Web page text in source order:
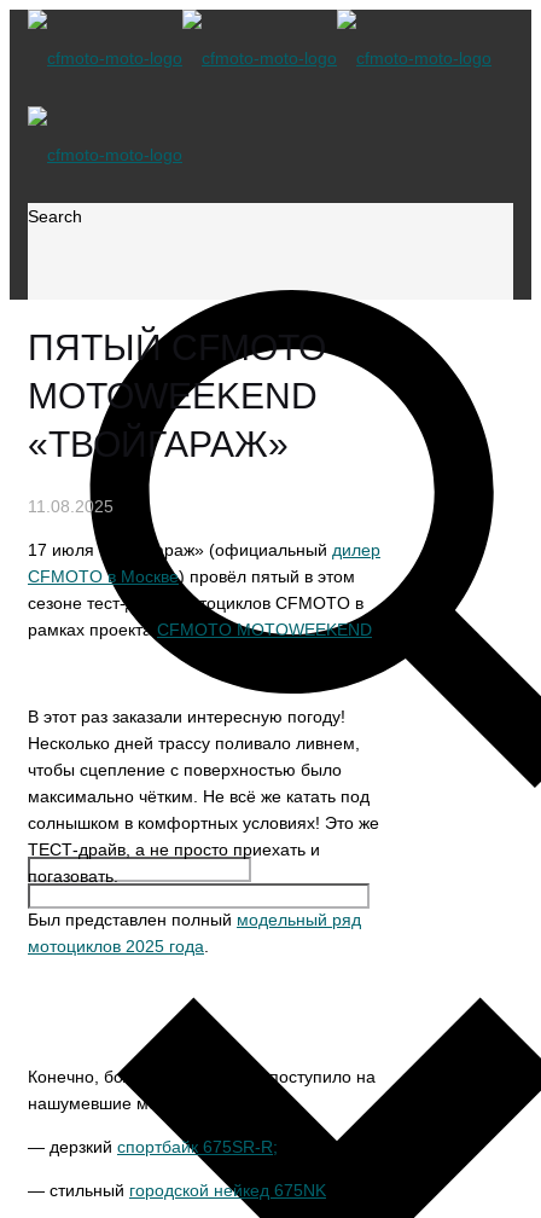
Search
ПЯТЫЙ CFMOTO
MOTOWEEKEND
«ТВОЙГАРАЖ»
11.08.2025
17 июля «ТвойГараж» (официальный дилер
CFMOTO в Москве) провёл пятый в этом
сезоне тест-драйв мотоциклов CFMOTO в
рамках проекта CFMOTO MOTOWEEKEND
В этот раз заказали интересную погоду!
Несколько дней трассу поливало ливнем,
чтобы сцепление с поверхностью было
максимально чётким. Не всё же катать под
солнышком в комфортных условиях! Это же
ТЕСТ-драйв, а не просто приехать и
погазовать.
Был представлен полный модельный ряд
мотоциклов 2025 года
Конечно, большинство заявок поступило на
нашумевшие мотоциклы:
— дерзкий спортбайк 675SR-R;
— стильный городской нейкед 675NK